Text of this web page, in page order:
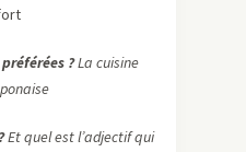
?La cuisine
Et quel est l’adjectif qui